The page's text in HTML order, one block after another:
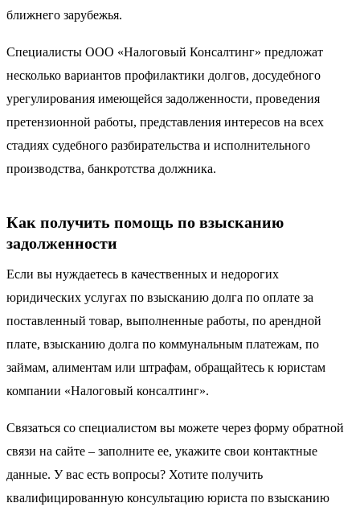
ближнего зарубежья.
Специалисты ООО «Налоговый Консалтинг» предложат
несколько вариантов профилактики долгов, досудебного
урегулирования имеющейся задолженности, проведения
претензионной работы, представления интересов на всех
стадиях судебного разбирательства и исполнительного
производства, банкротства должника.
Как получить помощь по взысканию
задолженности
Если вы нуждаетесь в качественных и недорогих
юридических услугах по взысканию долга по оплате за
поставленный товар, выполненные работы, по арендной
плате, взысканию долга по коммунальным платежам, по
займам, алиментам или штрафам, обращайтесь к юристам
компании «Налоговый консалтинг».
Связаться со специалистом вы можете через форму обратной
связи на сайте – заполните ее, укажите свои контактные
данные. У вас есть вопросы? Хотите получить
квалифицированную консультацию юриста по взысканию